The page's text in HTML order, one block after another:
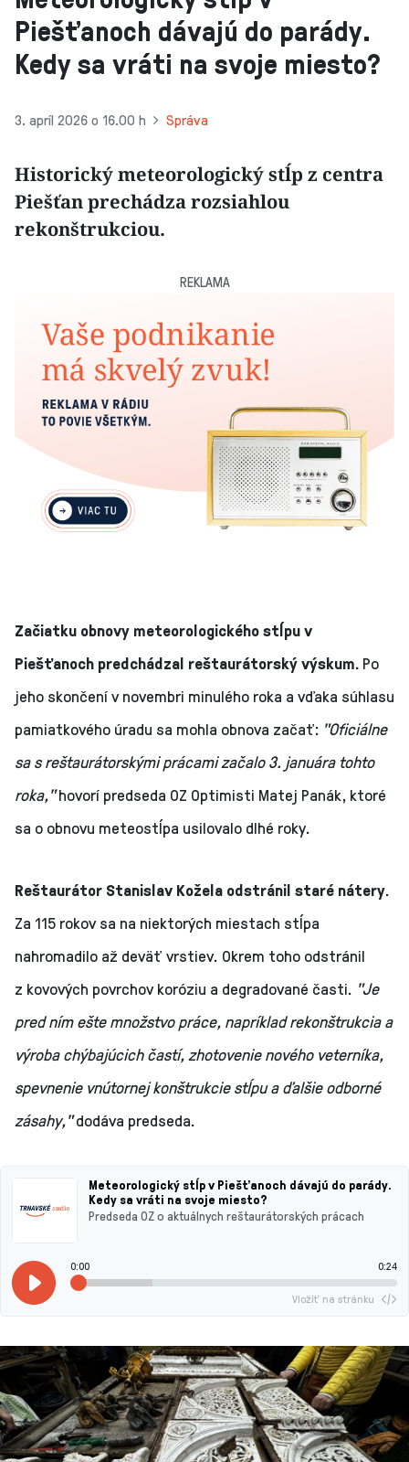
Piešťanoch dávajú do parády.
Kedy sa vráti na svoje miesto?
3. apríl 2026 o 16.00 h Správa
Historický meteorologický stĺp z centra
Piešťan prechádza rozsiahlou
rekonštrukciou.
REKLAMA
Začiatku obnovy meteorologického stĺpu v
Piešťanoch predchádzal reštaurátorský výskum. Po
jeho skončení v novembri minulého roka a vďaka súhlasu
pamiatkového úradu sa mohla obnova začať: "Oficiálne
sa s reštaurátorskými prácami začalo 3. januára tohto
roka,"hovorí predseda OZ Optimisti Matej Panák, ktoré
sa o obnovu meteostĺpa usilovalo dlhé roky.
Reštaurátor Stanislav Kožela odstránil staré nátery.
Za 115 rokov sa na niektorých miestach stĺpa
nahromadilo až deväť vrstiev. Okrem toho odstránil
z kovových povrchov koróziu a degradované časti. "Je
pred ním ešte množstvo práce, napríklad rekonštrukcia a
výroba chýbajúcich častí, zhotovenie nového veterníka,
spevnenie vnútornej konštrukcie stĺpu a ďalšie odborné
zásahy,"dodáva predseda.
Meteorologický stĺp v Piešťanoch dávajú do parády.
Kedy sa vráti na svoje miesto?
Predseda OZ o aktuálnych reštaurátorských prácach
0:00 0:24
Vložiť na stránku